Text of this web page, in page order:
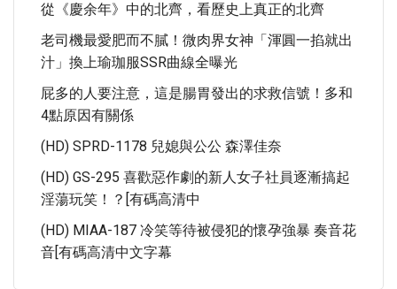
從《慶余年》中的北齊，看歷史上真正的北齊
老司機最愛肥而不膩！微肉界女神「渾圓一掐就出
汁」換上瑜珈服SSR曲線全曝光
屁多的人要注意，這是腸胃發出的求救信號！多和
4點原因有關係
(HD) SPRD-1178 兒媳與公公 森澤佳奈
(HD) GS-295 喜歡惡作劇的新人女子社員逐漸搞起
淫蕩玩笑！？[有碼高清中
(HD) MIAA-187 冷笑等待被侵犯的懷孕強暴 奏音花
音[有碼高清中文字幕